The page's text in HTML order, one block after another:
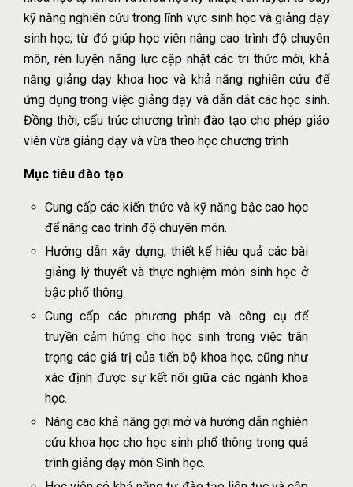
kỹ năng nghiên cứu trong lĩnh vực sinh học và giảng dạy
sinh học; từ đó giúp học viên nâng cao trình độ chuyên
môn, rèn luyện năng lực cập nhật các tri thức mới, khả
năng giảng dạy khoa học và khả năng nghiên cứu để
ứng dụng trong việc giảng dạy và dẫn dắt các học sinh.
Đồng thời, cấu trúc chương trình đào tạo cho phép giáo
viên vừa giảng dạy và vừa theo học chương trình
Mục tiêu đào tạo
Cung cấp các kiến thức và kỹ năng bậc cao học
để nâng cao trình độ chuyên môn.
Hướng dẫn xây dựng, thiết kế hiệu quả các bài
giảng lý thuyết và thực nghiệm môn sinh học ở
bậc phổ thông.
Cung cấp các phương pháp và công cụ để
truyền cảm hứng cho học sinh trong việc trân
trọng các giá trị của tiến bộ khoa học, cũng như
xác định được sự kết nối giữa các ngành khoa
học.
Nâng cao khả năng gợi mở và hướng dẫn nghiên
cứu khoa học cho học sinh phổ thông trong quá
trình giảng dạy môn Sinh học.